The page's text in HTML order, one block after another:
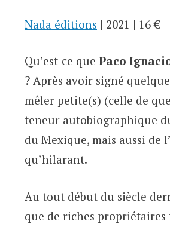
Nada éditions | 2021 | 16 €
Qu’est-ce que Paco
? Après avoir signé
mêler petite(s) (celle de
teneur autobiographique
du Mexique, mais aussi
qu’hilarant.
Au tout début du siècle
que de riches